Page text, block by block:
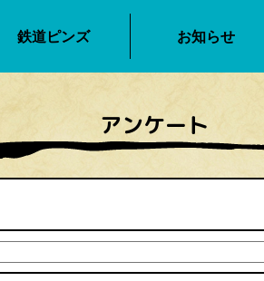
鉄道ピンズ お知らせ
アンケート